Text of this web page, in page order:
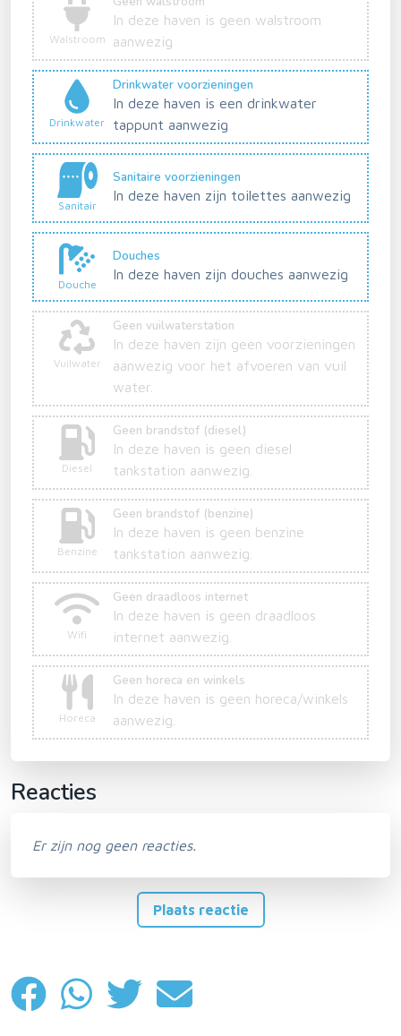
Walstroom
In deze haven is geen walstroom
aanwezig
Drinkwater
Drinkwater voorzieningen
In deze haven is een drinkwater
tappunt aanwezig
Sanitair
Sanitaire voorzieningen
In deze haven zijn toilettes aanwezig
Douche
Douches
In deze haven zijn douches aanwezig
Vuilwater
Geen vuilwaterstation
In deze haven zijn geen voorzieningen
aanwezig voor het afvoeren van vuil
water.
Diesel
Geen brandstof (diesel)
In deze haven is geen diesel
tankstation aanwezig.
Benzine
Geen brandstof (benzine)
In deze haven is geen benzine
tankstation aanwezig.
Wifi
Geen draadloos internet
In deze haven is geen draadloos
internet aanwezig.
Horeca
Geen horeca en winkels
In deze haven is geen horeca/winkels
aanwezig.
Reacties
Er zijn nog geen reacties.
Plaats reactie